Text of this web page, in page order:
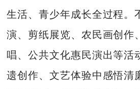
生活、青少年成长全过程。
演、剪纸展览、农民画创作
唱、公共文化惠民演出等活
遗创作、文艺体验中感悟清